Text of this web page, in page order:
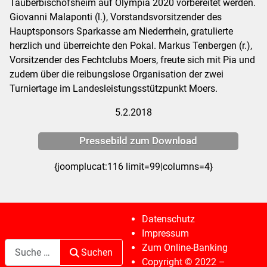
Tauberbischofsheim auf Olympia 2020 vorbereitet werden.
Giovanni Malaponti (l.), Vorstandsvorsitzender des
Hauptsponsors Sparkasse am Niederrhein, gratulierte
herzlich und überreichte den Pokal. Markus Tenbergen (r.),
Vorsitzender des Fechtclubs Moers, freute sich mit Pia und
zudem über die reibungslose Organisation der zwei
Turniertage im Landesleistungsstützpunkt Moers.
5.2.2018
Pressebild zum Download
{joomplucat:116 limit=99|columns=4}
Suchen
Datenschutz
Impressum
Zum Online-Banking
Copyright © 2022 –